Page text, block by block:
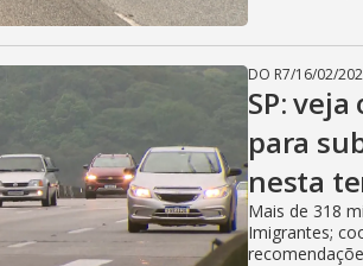
DO R7/16/02/
SP:
para
nesta
Mais de 318
Imigrantes;